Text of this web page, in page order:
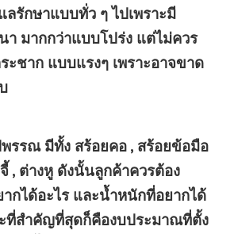
รักษาแบบทั่ว ๆ ไปเพราะมี
มากกว่าแบบโปร่ง แต่ไม่ควร
ะชาก แบบแรงๆ เพราะอาจขาด
พรรณ มีทั้ง สร้อยคอ , สร้อยข้อมือ
, ต่างหู ดังนั้นลูกค้าควรต้อง
ากได้อะไร และน้ำหนักที่อยากได้
ที่สำคัญที่สุดก็คืองบประมาณที่ตั้ง